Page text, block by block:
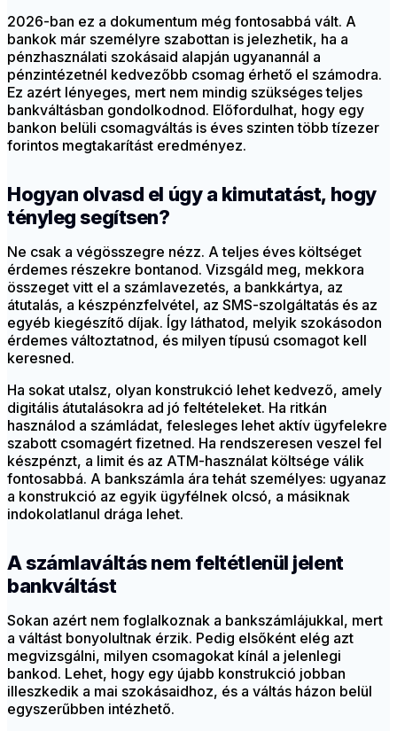
2026-ban ez a dokumentum még fontosabbá vált. A
bankok már személyre szabottan is jelezhetik, ha a
pénzhasználati szokásaid alapján ugyanannál a
pénzintézetnél kedvezőbb csomag érhető el számodra.
Ez azért lényeges, mert nem mindig szükséges teljes
bankváltásban gondolkodnod. Előfordulhat, hogy egy
bankon belüli csomagváltás is éves szinten több tízezer
forintos megtakarítást eredményez.
Hogyan olvasd el úgy a kimutatást, hogy
tényleg segítsen?
Ne csak a végösszegre nézz. A teljes éves költséget
érdemes részekre bontanod. Vizsgáld meg, mekkora
összeget vitt el a számlavezetés, a bankkártya, az
átutalás, a készpénzfelvétel, az SMS-szolgáltatás és az
egyéb kiegészítő díjak. Így láthatod, melyik szokásodon
érdemes változtatnod, és milyen típusú csomagot kell
keresned.
Ha sokat utalsz, olyan konstrukció lehet kedvező, amely
digitális átutalásokra ad jó feltételeket. Ha ritkán
használod a számládat, felesleges lehet aktív ügyfelekre
szabott csomagért fizetned. Ha rendszeresen veszel fel
készpénzt, a limit és az ATM-használat költsége válik
fontosabbá. A bankszámla ára tehát személyes: ugyanaz
a konstrukció az egyik ügyfélnek olcsó, a másiknak
indokolatlanul drága lehet.
A számlaváltás nem feltétlenül jelent
bankváltást
Sokan azért nem foglalkoznak a bankszámlájukkal, mert
a váltást bonyolultnak érzik. Pedig elsőként elég azt
megvizsgálni, milyen csomagokat kínál a jelenlegi
bankod. Lehet, hogy egy újabb konstrukció jobban
illeszkedik a mai szokásaidhoz, és a váltás házon belül
egyszerűbben intézhető.